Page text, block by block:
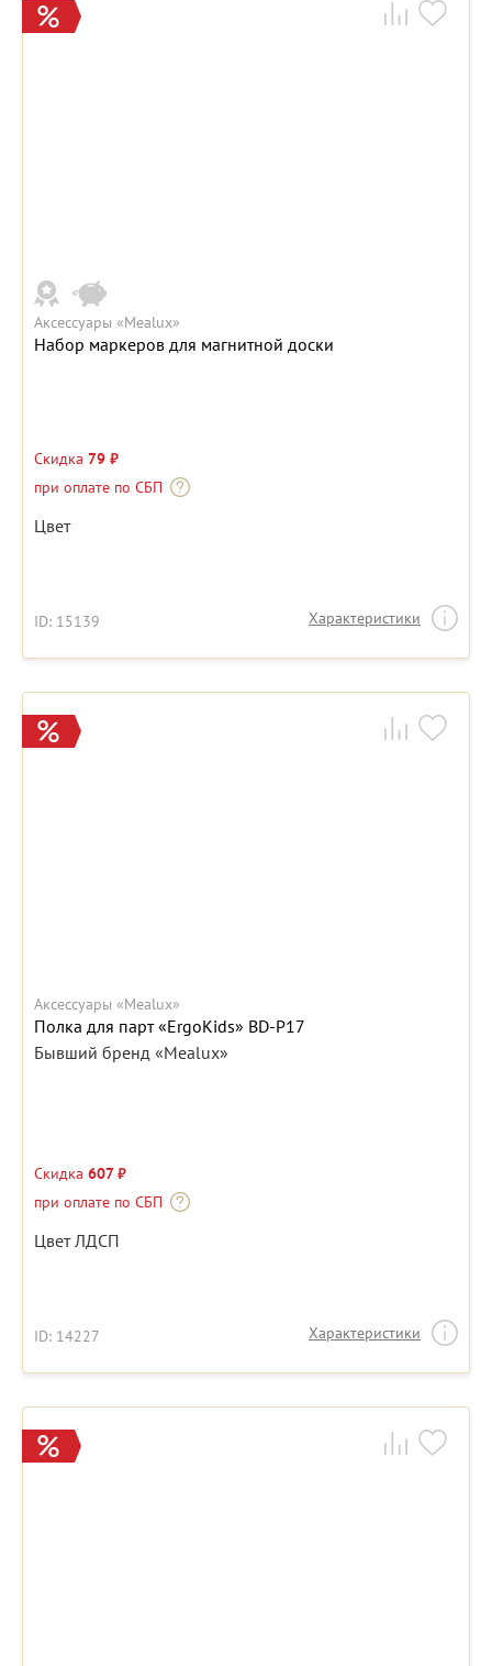
Аксессуары «Mealux»
Набор маркеров для магнитной доски
Скидка 79 ₽
при оплате по СБП
Цвет
ID: 15139 Характеристики
Аксессуары «Mealux»
Полка для парт «ErgoKids» BD-P17
Бывший бренд «Mealux»
Скидка 607 ₽
при оплате по СБП
Цвет ЛДСП
ID: 14227 Характеристики